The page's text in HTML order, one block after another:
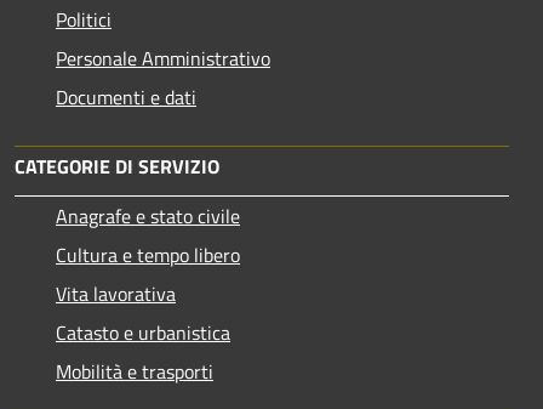
Politici
Personale Amministrativo
Documenti e dati
CATEGORIE DI SERVIZIO
Anagrafe e stato civile
Cultura e tempo libero
Vita lavorativa
Catasto e urbanistica
Mobilità e trasporti